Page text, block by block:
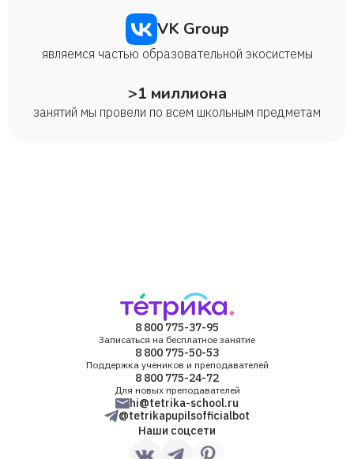
VK Group
являемся частью образовательной экосистемы
>1 миллиона
занятий мы провели по всем школьным предметам
8 800 775-37-95
Записаться на бесплатное занятие
8 800 775-50-53
Поддержка учеников и преподавателей
8 800 775-24-72
Для новых преподавателей
hi@tetrika-school.ru
@tetrikapupilsofficialbot
Наши соцсети